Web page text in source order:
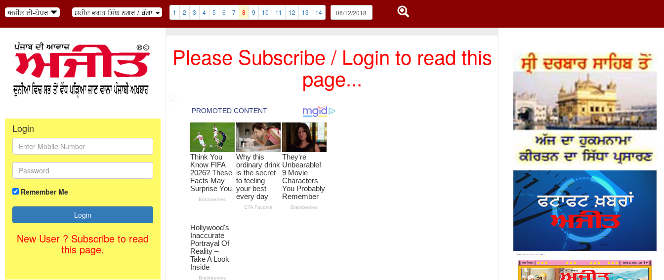
ਅਜੀਤ ਈ-ਪੇਪਰ ਸ਼ਹੀਦ ਭਗਤ ਸਿੰਘ ਨਗਰ / ਬੰਗਾ 1 2 3 4 5 6 7 8 9 10 11 12 13 14
Login
Remember Me
New User ? Subscribe to read
this page.
Please Subscribe / Login to read this
page...